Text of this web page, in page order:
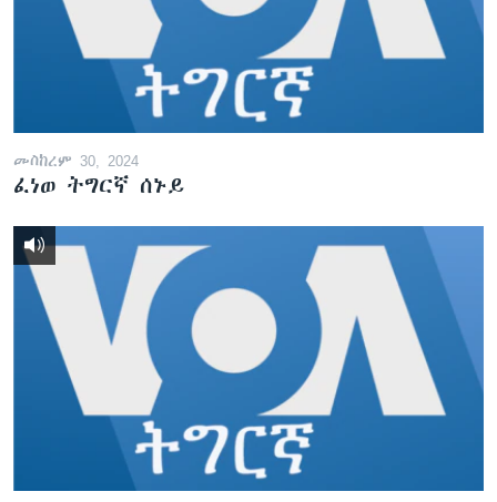
መስከረም 30, 2024
ፈነወ ትግርኛ ሰኑይ